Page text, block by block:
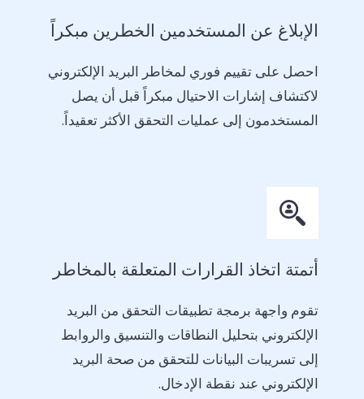
الإبلاغ عن المستخدمين الخطرين مبكراً
احصل على تقييم فوري لمخاطر البريد الإلكتروني
لاكتشاف إشارات الاحتيال مبكراً قبل أن يصل
المستخدمون إلى عمليات التحقق الأكثر تعقيداً.
أتمتة اتخاذ القرارات المتعلقة بالمخاطر
تقوم واجهة برمجة تطبيقات التحقق من البريد
الإلكتروني بتحليل النطاقات والتنسيق والروابط
إلى تسريبات البيانات للتحقق من صحة البريد
الإلكتروني عند نقطة الإدخال.